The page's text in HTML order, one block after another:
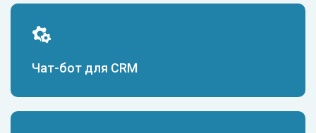
Чат-бот для CRM